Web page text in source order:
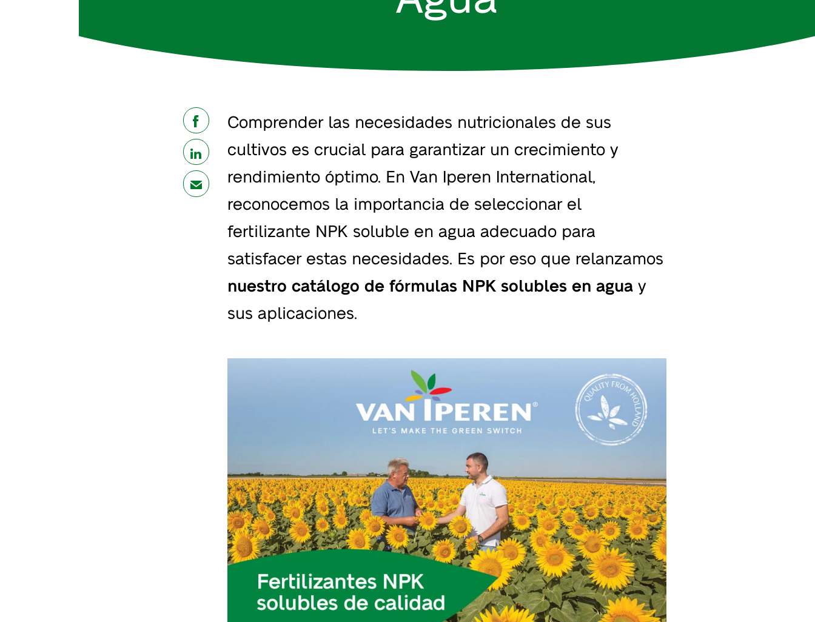
share
share
mail
Comprender las necesidades nutricionales de sus
cultivos es crucial para garantizar un crecimiento y
rendimiento óptimo. En Van Iperen International,
reconocemos la importancia de seleccionar el
fertilizante NPK soluble en agua adecuado para
satisfacer estas necesidades. Es por eso que relanzamos
nuestro catálogo de fórmulas NPK solubles en agua y
sus aplicaciones.